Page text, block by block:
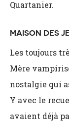
Quartanier.
MAISON DES
Les toujours
Mère
nostalgie qui
Y avec le
avaient déjà